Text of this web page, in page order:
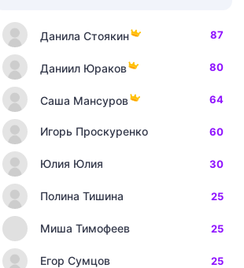
Данила Стоякин 87
Даниил Юраков 80
Саша Мансуров 64
Игорь Проскуренко 60
Юлия Юлия 30
Полина Тишина 25
Миша Тимофеев 25
Егор Сумцов 25